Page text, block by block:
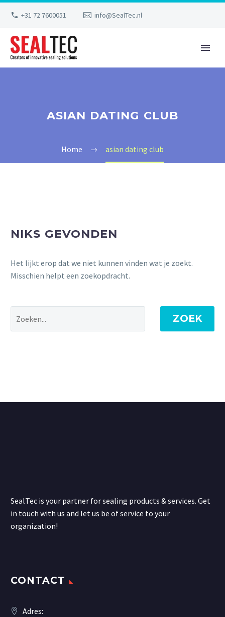
+31 72 7600051 info@SealTec.nl
ASIAN DATING CLUB
Home asian dating club
NIKS GEVONDEN
Het lijkt erop dat we niet kunnen vinden wat je zoekt.
Misschien helpt een zoekopdracht.
ZOEK
SealTec is your partner for sealing products & services. Get
in touch with us and let us be of service to your
organization!
CONTACT
Adres: